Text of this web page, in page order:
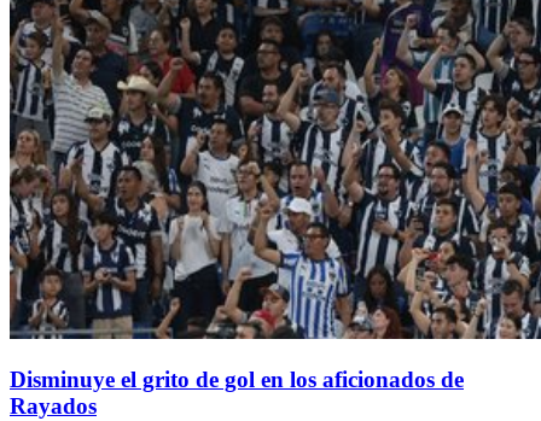
Disminuye el grito de gol en los aficionados de
Rayados